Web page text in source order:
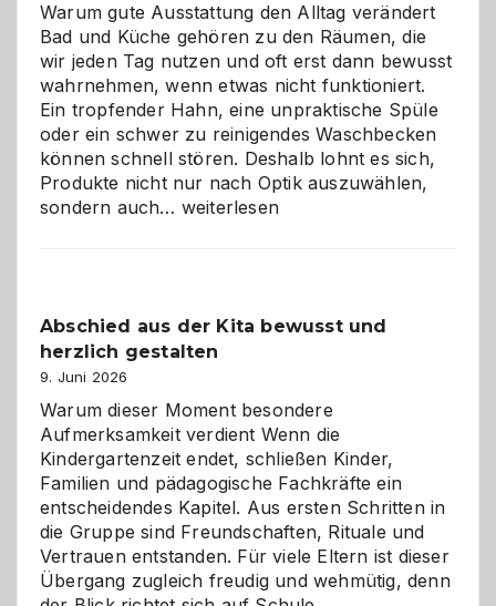
Warum gute Ausstattung den Alltag verändert
Bad und Küche gehören zu den Räumen, die
wir jeden Tag nutzen und oft erst dann bewusst
wahrnehmen, wenn etwas nicht funktioniert.
Ein tropfender Hahn, eine unpraktische Spüle
oder ein schwer zu reinigendes Waschbecken
können schnell stören. Deshalb lohnt es sich,
Produkte nicht nur nach Optik auszuwählen,
sondern auch… Bad
verstehen
weiterlesen
Abschied aus der Kita bewusst und
herzlich gestalten
9. Juni 2026
Warum dieser Moment besondere
Aufmerksamkeit verdient Wenn die
Kindergartenzeit endet, schließen Kinder,
Familien und pädagogische Fachkräfte ein
entscheidendes Kapitel. Aus ersten Schritten in
die Gruppe sind Freundschaften, Rituale und
Vertrauen entstanden. Für viele Eltern ist dieser
Übergang zugleich freudig und wehmütig, denn